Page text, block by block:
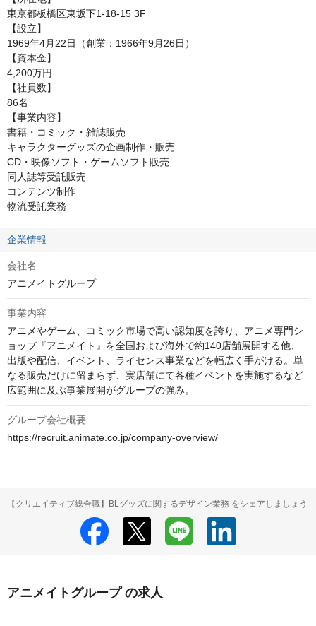
東京都板橋区東坂下1-18-15 3F
【設立】
1969年4月22日（創業：1966年9月26日）
【資本金】
4,200万円
【社員数】
86名
【事業内容】
書籍・コミック・雑誌販売
キャラクターグッズの企画制作・販売
CD・映像ソフト・ゲームソフト販売
同人誌等受託販売
コンテンツ制作
物流受託業務
企業情報
会社名
アニメイトグループ
事業内容
アニメやゲーム、コミック市場で高い認知度を誇り、アニメ専門シ
ョップ『アニメイト』を全国および海外で約140店舗展開する他、
出版や配信、イベント、ライセンス事業などを幅広く手がける。単
なる販売だけに留まらず、実店舗にて各種イベントを実施するなど
広範囲に及ぶ事業展開がグループの強み。
グループ会社概要
https://recruit.animate.co.jp/company-overview/
【クリエイティブ総合職】BLグッズに関するデザイン業務 をシェアしましょう
アニメイトグループ の求人